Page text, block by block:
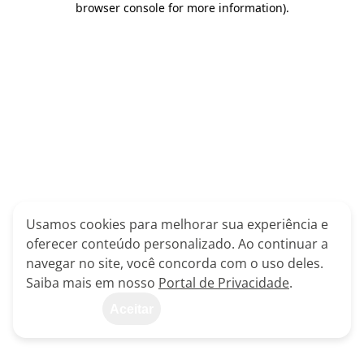
browser console for more information).
Usamos cookies para melhorar sua experiência e
oferecer conteúdo personalizado. Ao continuar a
navegar no site, você concorda com o uso deles.
Saiba mais em nosso Portal de Privacidade.